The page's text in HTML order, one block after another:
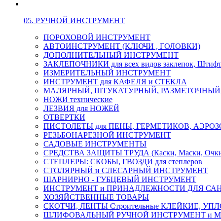
05. РУЧНОЙ ИНСТРУМЕНТ
ПОРОХОВОЙ ИНСТРУМЕНТ
АВТОИНСТРУМЕНТ (КЛЮЧИ , ГОЛОВКИ)
ДОПОЛНИТЕЛЬНЫЙ ИНСТРУМЕНТ
ЗАКЛЕПОЧНИКИ для всех видов заклепок,
ИЗМЕРИТЕЛЬНЫЙ ИНСТРУМЕНТ
ИНСТРУМЕНТ для КАФЕЛЯ и СТЕКЛА
МАЛЯРНЫЙ, ШТУКАТУРНЫЙ,
НОЖИ технические
ЛЕЗВИЯ для НОЖЕЙ
ОТВЕРТКИ
ПИСТОЛЕТЫ для ПЕНЫ, ГЕРМЕТИКОВ,
РЕЗЬБОНАРЕЗНОЙ ИНСТРУМЕНТ
САДОВЫЕ ИНСТРУМЕНТЫ
СРЕДСТВА ЗАЩИТЫ ТРУДА (Каски, Маски, Очки,
СТЕПЛЕРЫ: СКОБЫ, ГВОЗДИ для степлеров
СТОЛЯРНЫЙ и СЛЕСАРНЫЙ ИНСТРУМЕНТ
ШАРНИРНО - ГУБЦЕВЫЙ ИНСТРУМЕНТ
ИНСТРУМЕНТ и ПРИНАДЛЕЖНОСТИ ДЛЯ
ХОЗЯЙСТВЕННЫЕ ТОВАРЫ
СКОТЧИ, ЛЕНТЫ Строительные КЛЕЙКИЕ,
ШЛИФОВАЛЬНЫЙ РУЧНОЙ ИНСТРУМЕНТ и